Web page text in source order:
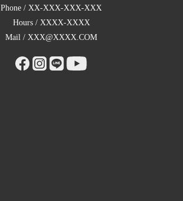
Phone / XX-XXX-XXX-XXX
Hours / XXXX-XXXX
Mail / XXX@XXXX.COM